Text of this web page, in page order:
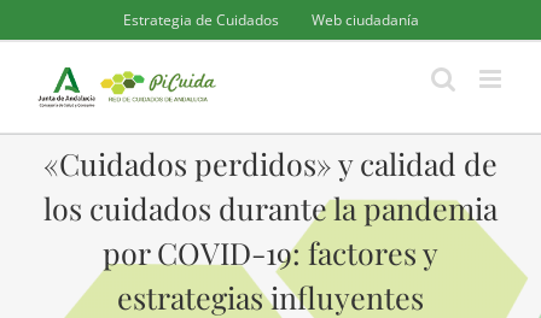
al
contenido
Estrategia de Cuidados Web ciudadanía
«Cuidados perdidos» y calidad de
los cuidados durante la pandemia
por COVID-19: factores y
estrategias influyentes